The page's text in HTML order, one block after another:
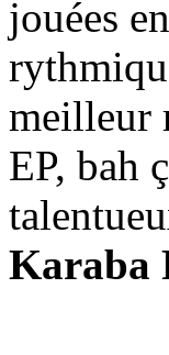
jouées
meilleur
EP, bah
Karaba